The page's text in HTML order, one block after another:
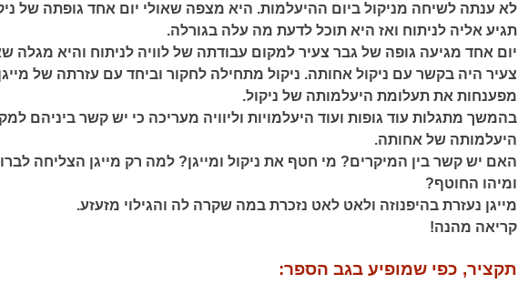
לא ענתה לשיחה מניקול ביום ההיעלמות. היא מצפה שאולי יום אחד גופתה של
תגיע אליה לניתוח ואז היא תוכל לדעת מה עלה בגורלה.
יום אחד מגיעה גופה של גבר צעיר למקום עבודתה של לוויה לניתוח והיא מגלה
צעיר היה בקשר עם ניקול אחותה. ניקול מתחילה לחקור וביחד עם עזרתה של
מפענחות את תעלומת היעלמותה של ניקול.
בהמשך מתגלות עוד גופות ועוד היעלמויות וליוויה מעריכה כי יש קשר ביניהם
היעלמותה של אחותה.
האם יש קשר בין המיקרים? מי חטף את ניקול ומייגן? למה רק מייגן הצליחה
ומיהו החוטף?
מייגן נעזרת בהיפנוזה ולאט לאט נזכרת במה שקרה לה והגילוי מזעזע.
קריאה מהנה!
תקציר, כפי שמופיע בגב הספר: